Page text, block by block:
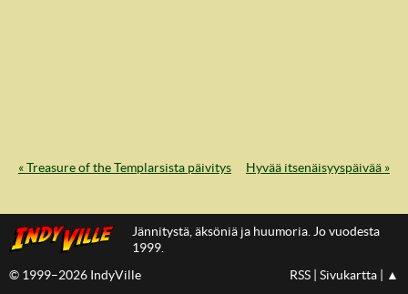
« Treasure of the Templarsista päivitys Hyvää itsenäisyyspäivää »
Jännitystä, äksöniä ja huumoria. Jo vuodesta
1999.
© 1999–2026 IndyVille
RSS Sivukartta ▲